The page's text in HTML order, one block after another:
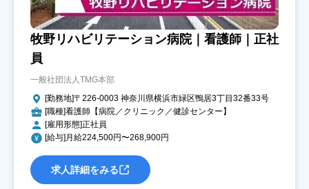
牧野リハビリテーション病院｜看護師｜正社
員
一般社団法人TMG本部
[勤務地]〒226-0003 神奈川県横浜市緑区鴨居3丁目32番33号
[職種]看護師【病院／クリニック／健診センター】
[雇用形態]正社員
[給与]月給224,500円〜268,900円
求人詳細をみる